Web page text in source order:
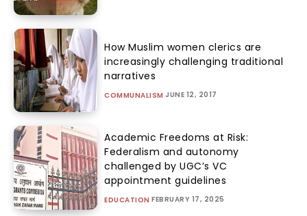
How Muslim women clerics are
increasingly challenging traditional
narratives
COMMUNALISM JUNE 12, 2017
Academic Freedoms at Risk:
Federalism and autonomy
challenged by UGC’s VC
appointment guidelines
EDUCATION FEBRUARY 17, 2025